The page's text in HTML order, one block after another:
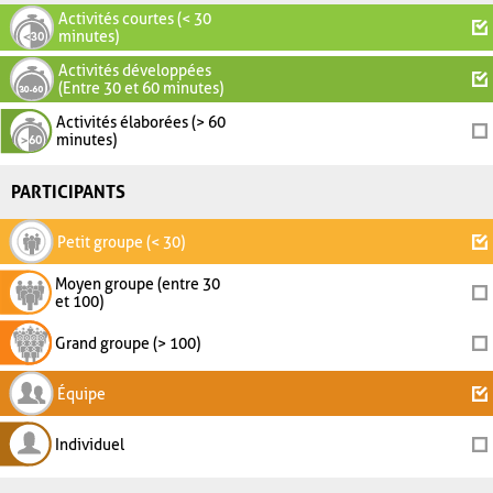
Activités courtes (< 30
minutes)
Activités développées
(Entre 30 et 60 minutes)
Activités élaborées (> 60
minutes)
PARTICIPANTS
Petit groupe (< 30)
Moyen groupe (entre 30
et 100)
Grand groupe (> 100)
Équipe
Individuel